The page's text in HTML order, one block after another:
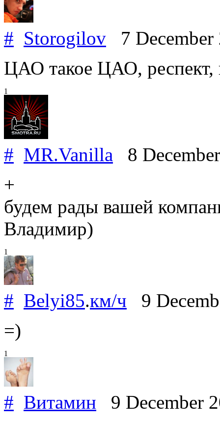
# Storogilov 7
ЦАО такое ЦАО, респект,
1
# MR.Vanilla 8
+
будем рады вашей
Владимир)
1
# Belyi85.км/ч 9
=)
1
# Витамин 9 December